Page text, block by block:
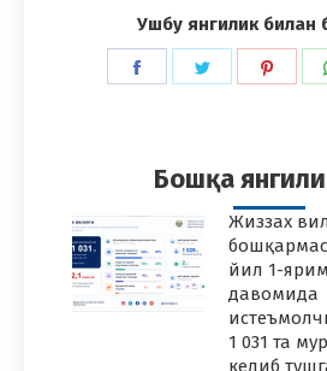
Ушбу янгилик билан
Share
Share
Бошқа
Жиззах
йил 1-
давомида
1 031 та